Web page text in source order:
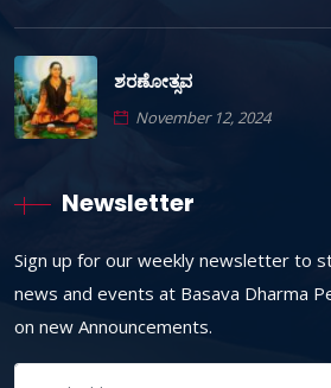
ಶರಣೋತ್ಸವ
November 12, 2024
Newsletter
Sign up for our weekly newsletter to
news and events at Basava Dharma
on new Announcements.